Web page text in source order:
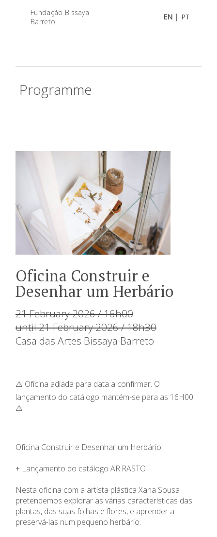
Fundação Bissaya
Barreto
EN | PT
Programme
Oficina Construir e
Desenhar um Herbário
21 February 2026 / 16h00
until 21 February 2026 / 18h30
Casa das Artes Bissaya Barreto
⚠️ Oficina adiada para data a confirmar. O
lançamento do catálogo mantém-se para as 16H00
⚠️
Oficina Construir e Desenhar um Herbário
+ Lançamento do catálogo AR.RASTO
Nesta oficina com a artista plástica Xana Sousa
pretendemos explorar as várias características das
plantas, das suas folhas e flores, e aprender a
preservá-las num pequeno herbário.